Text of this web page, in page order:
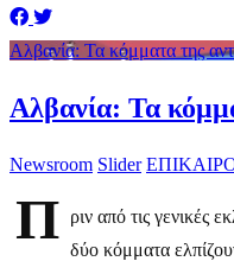
Αλβανία: Τα κόμματα της
Αλβανία: Τα
Newsroom Slider
Π
ριν από τις
δύο κόμματα